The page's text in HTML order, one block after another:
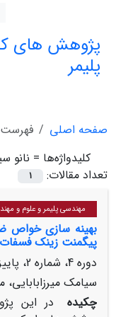
پژوهش های
پلیمر
صفحه اصلی
فهرست
کلیدواژه‌ها = نانو
تعداد مقالات:
1
مهندسی پلیمر و علوم و
بهینه سازی
پیگمنت زینک فسفات
دوره 4، شماره 2، پاییز 1399، صفحه
سیامک
چکیده
در این